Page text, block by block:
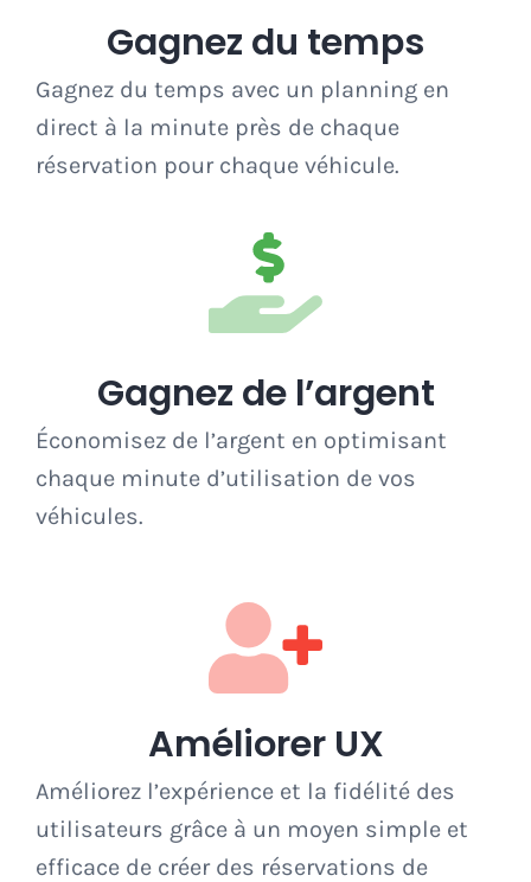
Gagnez du temps
Gagnez du temps avec un planning en
direct à la minute près de chaque
réservation pour chaque véhicule.
Gagnez de l’argent
Économisez de l’argent en optimisant
chaque minute d’utilisation de vos
véhicules.
Améliorer UX
Améliorez l’expérience et la fidélité des
utilisateurs grâce à un moyen simple et
efficace de créer des réservations de